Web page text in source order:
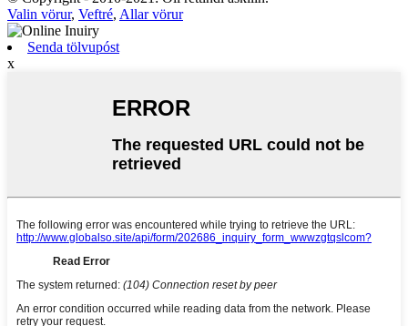
Valin vörur, Veftré, Allar vörur
Senda tölvupóst
x